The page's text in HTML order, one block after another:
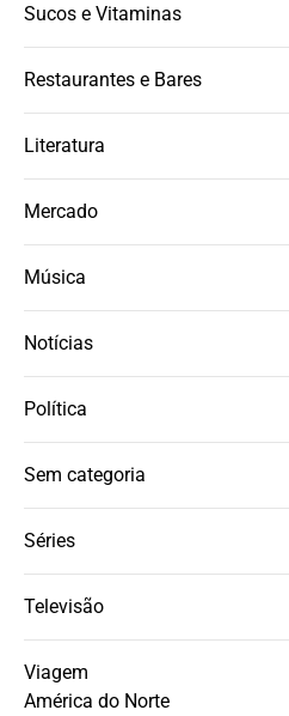
Sucos e Vitaminas
Restaurantes e Bares
Literatura
Mercado
Música
Notícias
Política
Sem categoria
Séries
Televisão
Viagem
América do Norte